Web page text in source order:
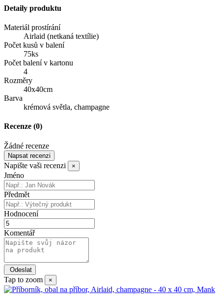
Detaily produktu
Materiál prostírání
Airlaid (netkaná textílie)
Počet kusů v balení
75ks
Počet balení v kartonu
4
Rozměry
40x40cm
Barva
krémová světla, champagne
Recenze (0)
Žádné recenze
Napsat recenzi
Napište vaši recenzi ×
Jméno
Předmět
Hodnocení
Komentář
Tap to zoom ×